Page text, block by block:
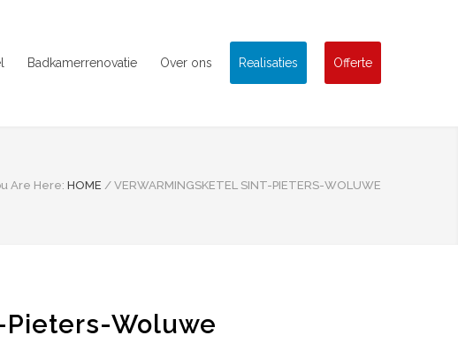
Badkamerrenovatie Over ons Realisaties Offerte
Are Here: HOME / VERWARMINGSKETEL SINT-PIETERS-WOLUWE
Woluwe